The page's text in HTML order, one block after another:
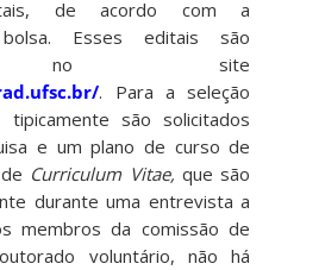
de acordo com a
Esses editais são
no site
. Para a seleção
tipicamente são solicitados
e um plano de curso de
Curriculum Vitae, que são
durante uma entrevista a
membros da comissão de
voluntário, não há